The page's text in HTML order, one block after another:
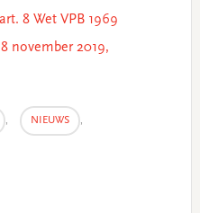
art. 8 Wet VPB 1969
november 2019,
, NIEUWS ,